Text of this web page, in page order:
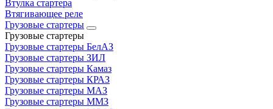
Втулка стартера
Втягивающее реле
Грузовые стартеры
Грузовые стартеры
Грузовые стартеры БелАЗ
Грузовые стартеры ЗИЛ
Грузовые стартеры Камаз
Грузовые стартеры КРАЗ
Грузовые стартеры МАЗ
Грузовые стартеры ММЗ